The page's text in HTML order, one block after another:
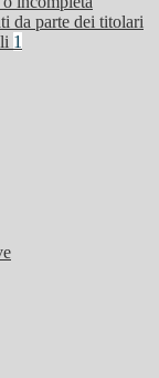
da parte dei titolari
1